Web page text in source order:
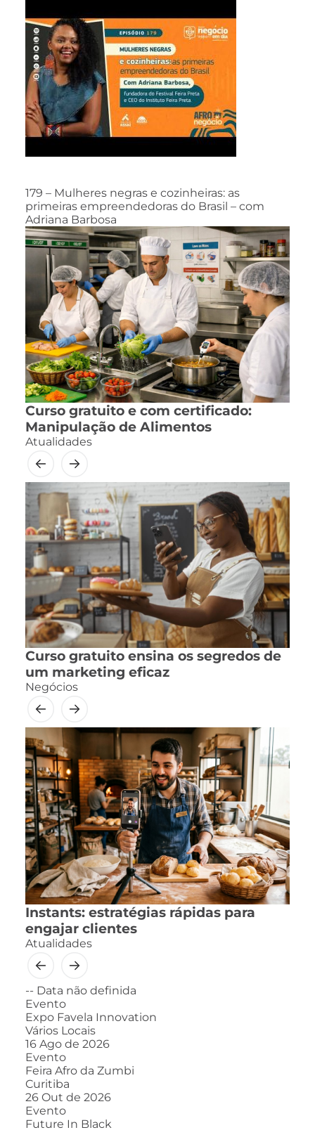
179 – Mulheres negras e cozinheiras: as
primeiras empreendedoras do Brasil – com
Adriana Barbosa
Curso gratuito e com certificado:
Manipulação de Alimentos
Atualidades
Curso gratuito ensina os segredos de
um marketing eficaz
Negócios
Instants: estratégias rápidas para
engajar clientes
Atualidades
-- Data não definida
Evento
Expo Favela Innovation
Vários Locais
16 Ago de 2026
Evento
Feira Afro da Zumbi
Curitiba
26 Out de 2026
Evento
Future In Black